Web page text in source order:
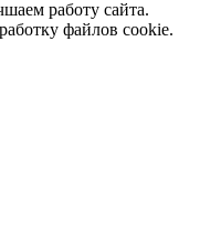
работу сайта.
файлов cookie.